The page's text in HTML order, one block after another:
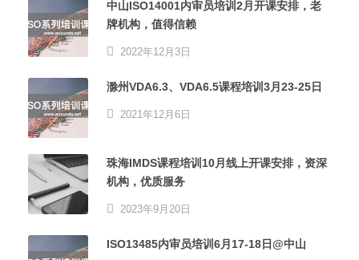
中山ISO14001内审员培训2月开课安排，老
牌机构，值得信赖
2022年12月3日
滁州VDA6.3、VDA6.5课程培训3月23-25日
2021年12月6日
珠海IMDS课程培训10月线上开课安排，资深
机构，优质服务
2023年9月20日
ISO13485内审员培训6月17-18日@中山